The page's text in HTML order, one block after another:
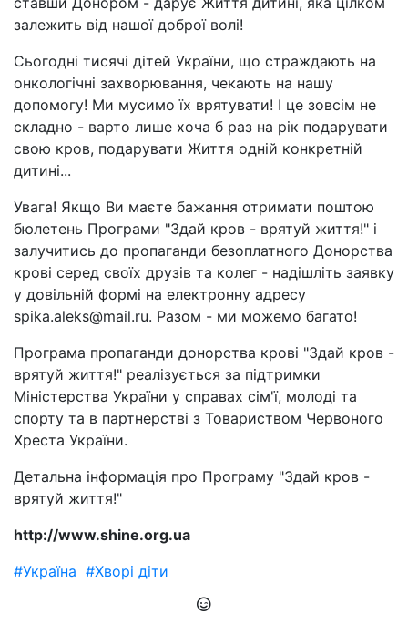
залежить від нашої доброї волі!
Сьогодні тисячі дітей України, що страждають на
онкологічні захворювання, чекають на нашу
допомогу! Ми мусимо їх врятувати! І це зовсім не
складно - варто лише хоча б раз на рік подарувати
свою кров, подарувати Життя одній конкретній
дитині...
Увага! Якщо Ви маєте бажання отримати поштою
бюлетень Програми "Здай кров - врятуй життя!" і
залучитись до пропаганди безоплатного Донорства
крові серед своїх друзів та колег - надішліть заявку
у довільній формі на електронну адресу
spika.aleks@mail.ru. Разом - ми можемо багато!
Програма пропаганди донорства крові "Здай кров -
врятуй життя!" реалізується за підтримки
Міністерства України у справах сім'ї, молоді та
спорту та в партнерстві з Товариством Червоного
Хреста України.
Детальна інформація про Програму "Здай кров -
врятуй життя!"
http://www.shine.org.ua
#Україна #Хворі діти